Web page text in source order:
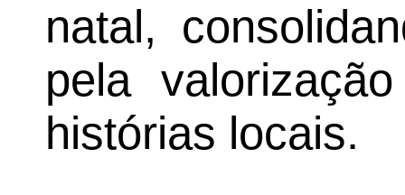
natal,
pela
histórias locais.